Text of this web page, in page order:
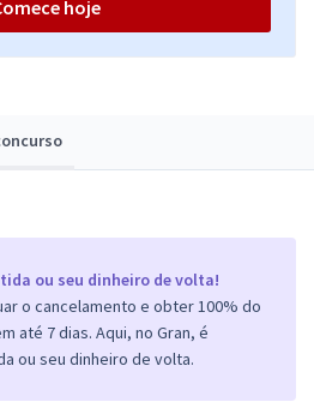
ou seu dinheiro de volta!
o cancelamento e obter 100% do
até 7 dias. Aqui, no Gran, é
ou seu dinheiro de volta.
hoje